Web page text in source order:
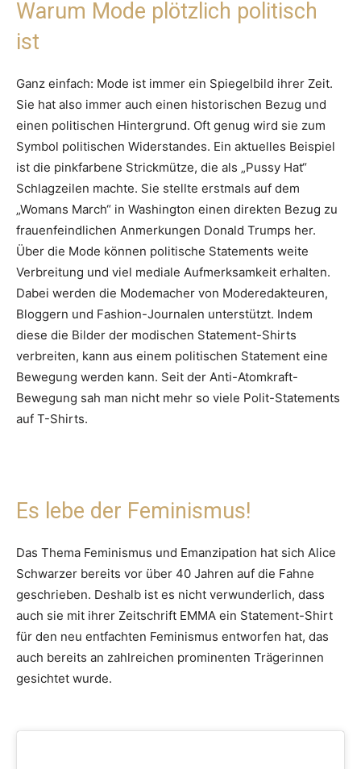
Warum Mode plötzlich politisch
ist
Ganz einfach: Mode ist immer ein Spiegelbild ihrer Zeit.
Sie hat also immer auch einen historischen Bezug und
einen politischen Hintergrund. Oft genug wird sie zum
Symbol politischen Widerstandes. Ein aktuelles Beispiel
ist die pinkfarbene Strickmütze, die als „Pussy Hat“
Schlagzeilen machte. Sie stellte erstmals auf dem
„Womans March“ in Washington einen direkten Bezug zu
frauenfeindlichen Anmerkungen Donald Trumps her.
Über die Mode können politische Statements weite
Verbreitung und viel mediale Aufmerksamkeit erhalten.
Dabei werden die Modemacher von Moderedakteuren,
Bloggern und Fashion-Journalen unterstützt. Indem
diese die Bilder der modischen Statement-Shirts
verbreiten, kann aus einem politischen Statement eine
Bewegung werden kann. Seit der Anti-Atomkraft-
Bewegung sah man nicht mehr so viele Polit-Statements
auf T-Shirts.
Es lebe der Feminismus!
Das Thema Feminismus und Emanzipation hat sich Alice
Schwarzer bereits vor über 40 Jahren auf die Fahne
geschrieben. Deshalb ist es nicht verwunderlich, dass
auch sie mit ihrer Zeitschrift EMMA ein Statement-Shirt
für den neu entfachten Feminismus entworfen hat, das
auch bereits an zahlreichen prominenten Trägerinnen
gesichtet wurde.